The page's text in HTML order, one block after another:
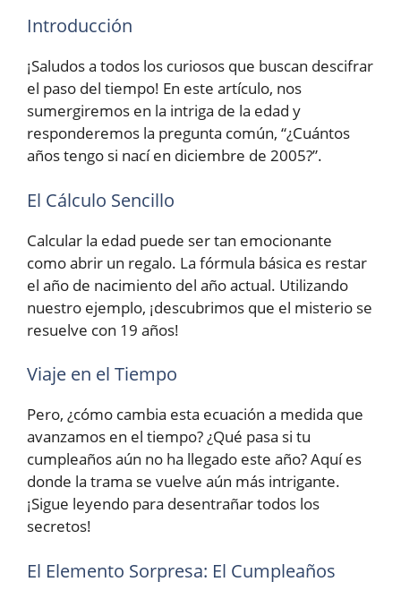
Introducción
¡Saludos a todos los curiosos que buscan descifrar
el paso del tiempo! En este artículo, nos
sumergiremos en la intriga de la edad y
responderemos la pregunta común, “¿Cuántos
años tengo si nací en diciembre de 2005?”.
El Cálculo Sencillo
Calcular la edad puede ser tan emocionante
como abrir un regalo. La fórmula básica es restar
el año de nacimiento del año actual. Utilizando
nuestro ejemplo, ¡descubrimos que el misterio se
resuelve con 19 años!
Viaje en el Tiempo
Pero, ¿cómo cambia esta ecuación a medida que
avanzamos en el tiempo? ¿Qué pasa si tu
cumpleaños aún no ha llegado este año? Aquí es
donde la trama se vuelve aún más intrigante.
¡Sigue leyendo para desentrañar todos los
secretos!
El Elemento Sorpresa: El Cumpleaños